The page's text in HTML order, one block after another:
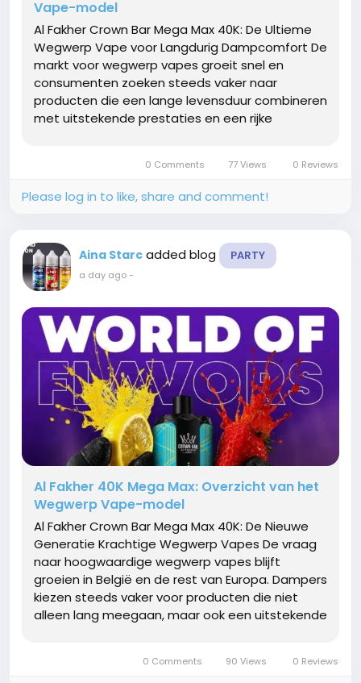
Vape-model
Al Fakher Crown Bar Mega Max 40K: De Ultieme
Wegwerp Vape voor Langdurig Dampcomfort De
markt voor wegwerp vapes groeit snel en
consumenten zoeken steeds vaker naar
producten die een lange levensduur combineren
met uitstekende prestaties en een rijke
deze verwachtingen te voldoen. Dankzij de
moderne...
0 Comments 77 Views 0 Reviews
Please log in to like, share and comment!
Aina Starc added blog PARTY
a day ago-
Al Fakher 40K Mega Max: Overzicht van het
Wegwerp Vape-model
Al Fakher Crown Bar Mega Max 40K: De Nieuwe
Generatie Krachtige Wegwerp Vapes De vraag
naar hoogwaardige wegwerp vapes blijft
groeien in België en de rest van Europa. Dampers
kiezen steeds vaker voor producten die niet
alleen lang meegaan, maar ook een uitstekende
Züge Einweg Vape is ontwikkeld om aan...
0 Comments 90 Views 0 Reviews